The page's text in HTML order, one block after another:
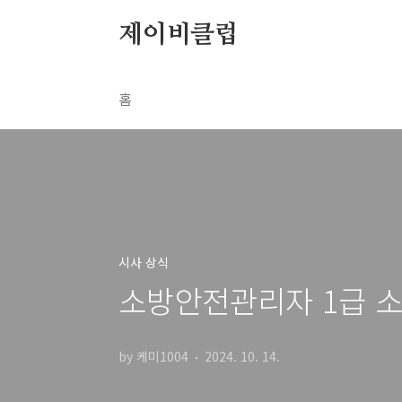
제이비클럽
홈
시사 상식
소방안전관리자 1급
by 케미1004 2024. 10. 14.